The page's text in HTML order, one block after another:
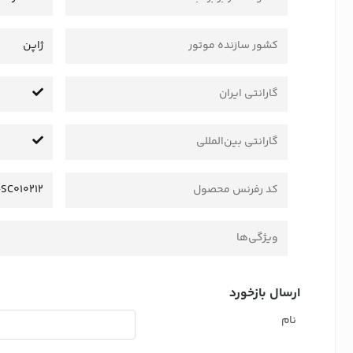
کشور سازنده موتور ژاپن
گارانتی ایران
گارانتی بین‌المللی
کد رفرنس محصول
ویژگی‌ها
ارسال بازخورد
نام